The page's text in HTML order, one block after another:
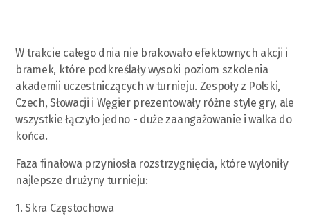
W trakcie całego dnia nie brakowało efektownych akcji i
bramek, które podkreślały wysoki poziom szkolenia
akademii uczestniczących w turnieju. Zespoły z Polski,
Czech, Słowacji i Węgier prezentowały różne style gry, ale
wszystkie łączyło jedno - duże zaangażowanie i walka do
końca.
Faza finałowa przyniosła rozstrzygnięcia, które wyłoniły
najlepsze drużyny turnieju:
1. Skra Częstochowa